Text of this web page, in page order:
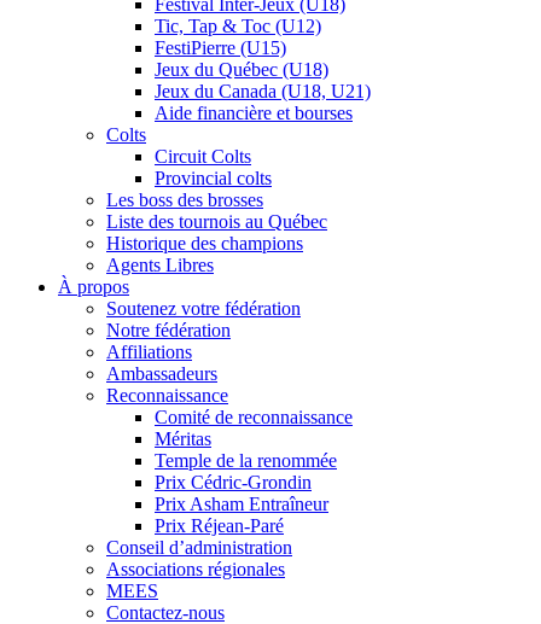
Festival Inter-Jeux (U18)
Tic, Tap & Toc (U12)
FestiPierre (U15)
Jeux du Québec (U18)
Jeux du Canada (U18, U21)
Aide financière et bourses
Colts
Circuit Colts
Provincial colts
Les boss des brosses
Liste des tournois au Québec
Historique des champions
Agents Libres
À propos
Soutenez votre fédération
Notre fédération
Affiliations
Ambassadeurs
Reconnaissance
Comité de reconnaissance
Méritas
Temple de la renommée
Prix Cédric-Grondin
Prix Asham Entraîneur
Prix Réjean-Paré
Conseil d’administration
Associations régionales
MEES
Contactez-nous